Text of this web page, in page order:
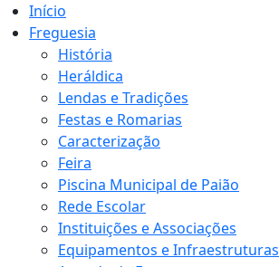
Início
Freguesia
História
Heráldica
Lendas e Tradições
Festas e Romarias
Caracterização
Feira
Piscina Municipal de Paião
Rede Escolar
Instituições e Associações
Equipamentos e Infraestruturas